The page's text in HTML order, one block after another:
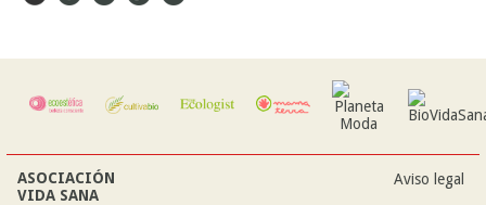
ASOCIACIÓN
VIDA SANA
Aviso legal